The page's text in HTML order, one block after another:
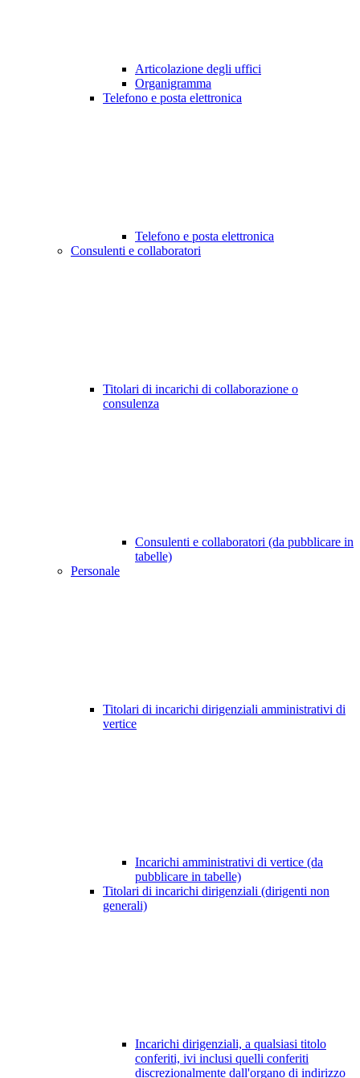
Articolazione degli uffici
Organigramma
Telefono e posta elettronica
Telefono e posta elettronica
Consulenti e collaboratori
Titolari di incarichi di collaborazione o
consulenza
Consulenti e collaboratori (da pubblicare in
tabelle)
Personale
Titolari di incarichi dirigenziali amministrativi di
vertice
Incarichi amministrativi di vertice (da
pubblicare in tabelle)
Titolari di incarichi dirigenziali (dirigenti non
generali)
Incarichi dirigenziali, a qualsiasi titolo
conferiti, ivi inclusi quelli conferiti
discrezionalmente dall'organo di indirizzo